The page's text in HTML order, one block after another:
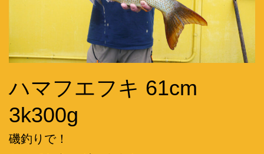
ハマフエフキ 61cm
3k300g
磯釣りで！